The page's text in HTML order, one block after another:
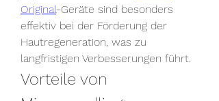
Original-Geräte sind besonders
effektiv bei der Förderung der
Hautregeneration, was zu
langfristigen Verbesserungen führt.
Vorteile von